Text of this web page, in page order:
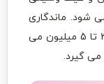
شود. ماندگاری
این روش 3 تا 6 ماه و با هزینه ای بالغ بر 3 تا 5 میلیون می
گیرد.